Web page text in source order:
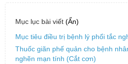
Mục lục bài viết (Ẩn)
Mục tiêu điều trị bệnh lý phổi tắc
Thuốc giãn phế quản cho bệnh
nghẽn mạn tính (Cắt cơn)